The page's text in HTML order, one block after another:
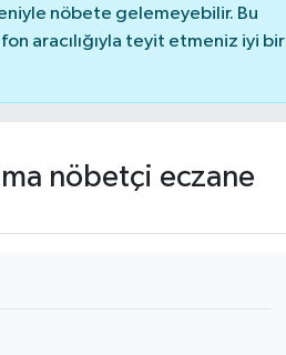
nöbete gelemeyebilir. Bu
aracılığıyla teyit etmeniz iyi bir
nöbetçi eczane